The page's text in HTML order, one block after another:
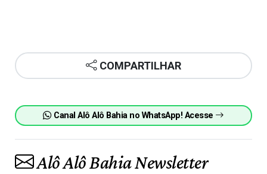
COMPARTILHAR
Canal Alô Alô Bahia no WhatsApp! Acesse
Alô Alô Bahia Newsletter